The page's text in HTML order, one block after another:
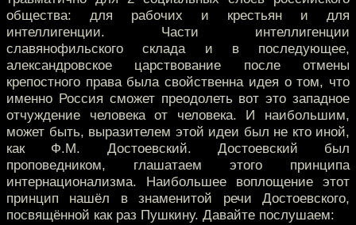
общества: для рабочих и крестьян и для
интеллигенции. Части интеллигенции
славянофильского склада и в последующее,
александровское царствование после отмены
крепостного права была свойственна идея о том, что
именно Россия сможет преодолеть вот это западное
отчуждение человека от человека. И наибольшим,
может быть, выразителем этой идеи был не кто иной,
как Ф.М. Достоевский. Достоевский был
проповедником, глашатаем этого принципа
интернационализма. Наибольшее воплощение этот
принцип нашёл в знаменитой речи Достоевского,
посвящённой как раз Пушкину. Давайте послушаем: